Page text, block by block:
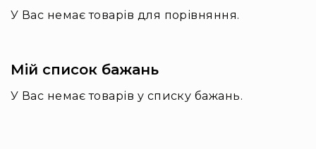
Cтудійні
акустика
Інсталяційна
У Вас немає товарів для порівняння.
Мій список бажань
У Вас немає товарів у списку бажань.